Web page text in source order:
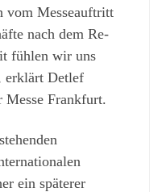
vom Messeauftritt
nach dem Re-
fühlen wir uns
erklärt Detlef
Messe Frankfurt.
ein späterer